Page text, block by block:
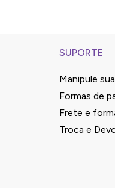
barreira de proteção da
manhã para remover
bom tônico,
SUPORTE
Manipule
Formas de
Frete e
Troca e